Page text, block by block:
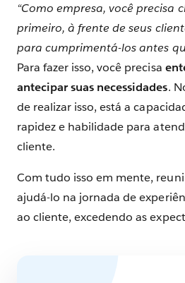
“Como empresa, você precisa
primeiro, à frente de seus
para cumprimentá-los antes
Para fazer isso, você precisa
antecipar suas necessidades.
de realizar isso, está a
rapidez e habilidade para
cliente.
Com tudo isso em mente,
ajudá-lo na jornada de
ao cliente, excedendo as